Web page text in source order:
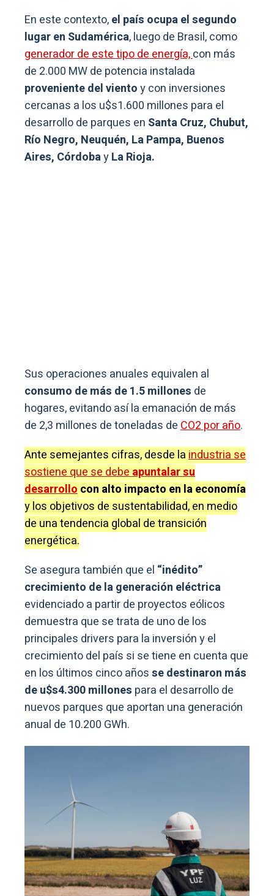
En este contexto,el país ocupa el segundo
lugar en Sudamérica, luego de Brasil, como
generador de este tipo de energía,con más
de 2.000 MW de potencia instalada
proveniente del vientoy con inversiones
cercanas a los u$s1.600 millones para el
desarrollo de parques en Santa Cruz, Chubut,
Río Negro, Neuquén, La Pampa, Buenos
Aires, CórdobayLa Rioja.
Sus operaciones anuales equivalen al
consumo de más de 1.5 millones de
hogares, evitando así la emanación de más
de 2,3 millones de toneladas deCO2 por año.
Ante semejantes cifras, desde laindustria se
sostiene que se debeapuntalar su
desarrollocon alto impacto en la economía
y los objetivos de sustentabilidad, en medio
de una tendencia global de transición
energética.
Se asegura también que el “inédito”
crecimiento de la generación eléctrica
evidenciado a partir de proyectos eólicos
demuestra que se trata de uno de los
principales drivers para la inversión y el
crecimiento del país si se tiene en cuenta que
en los últimos cinco añosse destinaron más
de u$s4.300 millones para el desarrollo de
nuevos parques que aportan una generación
anual de 10.200 GWh.